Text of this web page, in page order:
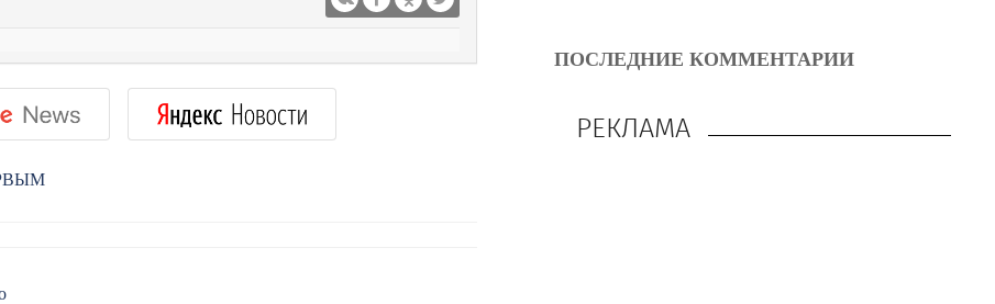
ПОСЛЕДНИЕ КОММЕНТАРИИ
РЕКЛАМА